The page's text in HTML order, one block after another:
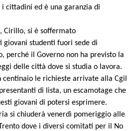
cittadini ed è una garanzia di
Cirillo, si è soffermato
giovani studenti fuori sede di
perché il Governo non ha previsto la
delle città dove si studia o lavora.
centinaio le richieste arrivate alla Cgil
di lista, un escamotage che
giovani di potersi esprimere.
si chiuderà venerdì pomeriggio alle
dove i diversi comitati per il No